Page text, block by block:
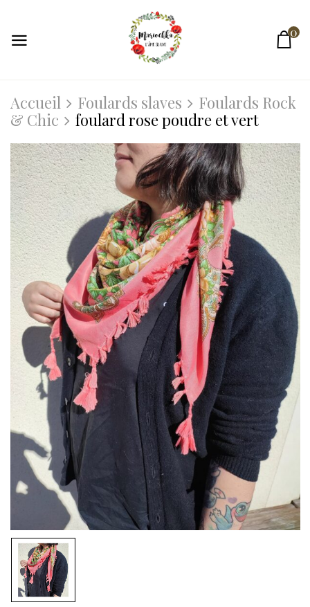
0
Accueil Foulards slaves
Foulards Rock
& Chic
foulard rose poudre et vert